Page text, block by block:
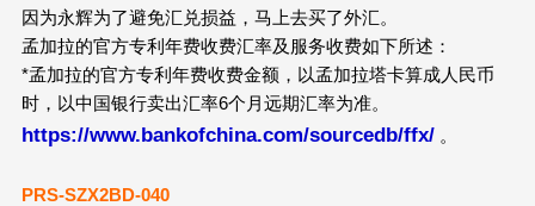
因为永辉为了避免汇兑损益，马上去买了外汇。
孟加拉的官方专利年费收费汇率及服务收费如下所述：
*孟加拉的官方专利年费收费金额，以孟加拉塔卡算成人民币
时，以中国银行卖出汇率6个月远期汇率为准。
https://www.bankofchina.com/sourcedb/ffx/。
PRS-SZX2BD-040